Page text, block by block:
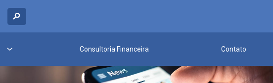
Consultoria Financeira Contato